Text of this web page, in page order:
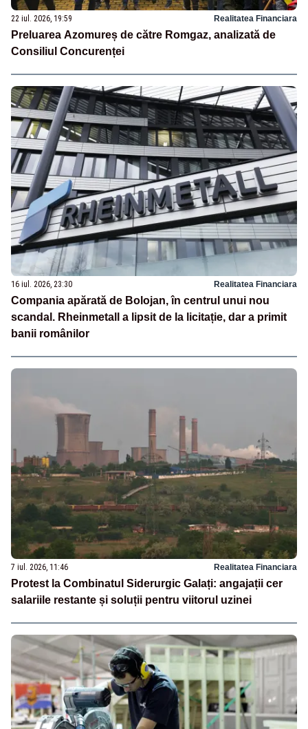
22 iul. 2026, 19:59 Realitatea Financiara
Preluarea Azomureș de către Romgaz, analizată de
Consiliul Concurenței
16 iul. 2026, 23:30 Realitatea Financiara
Compania apărată de Bolojan, în centrul unui nou
scandal. Rheinmetall a lipsit de la licitație, dar a primit
banii românilor
7 iul. 2026, 11:46 Realitatea Financiara
Protest la Combinatul Siderurgic Galați: angajații cer
salariile restante și soluții pentru viitorul uzinei